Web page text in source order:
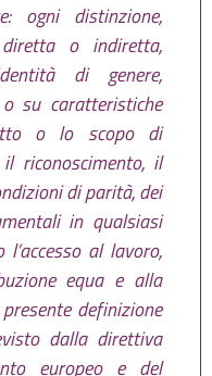
ogni distinzione,
o indiretta,
di genere,
su caratteristiche
o lo scopo di
riconoscimento, il
di parità, dei
in qualsiasi
al lavoro,
equa e alla
definizione
dalla direttiva
europeo e del